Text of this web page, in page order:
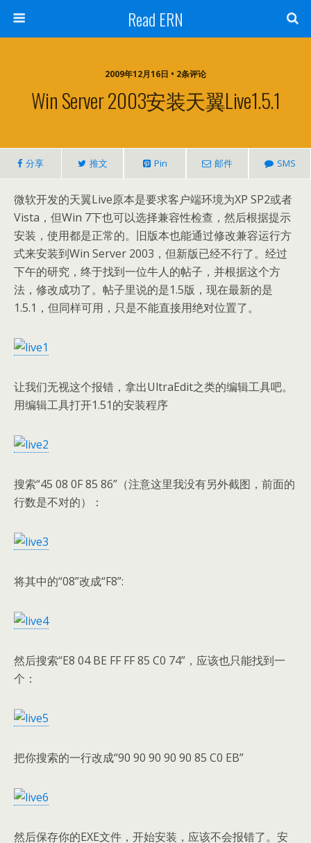
Read ERN
2009年12月16日 • 2条评论
Win Server 2003安装天翼Live1.5.1
分享 推文 Pin 邮件 SMS
微软开发的天翼Live原本是要求客户端环境为XP SP2或者
Vista，但Win 7下也可以选择兼容性检查，然后根据提示
安装，使用都是正常的。旧版本也能通过修改兼容运行方
式来安装到Win Server 2003，但新版已经不行了。经过
下午的研究，终于找到一位牛人的帖子，并根据这个方
法，修改成功了。帖子里说的是1.5版，现在最新的是
1.5.1，但同样可用，只是不能直接用绝对位置了。
让我们无视这个报错，拿出UltraEdit之类的编辑工具吧。
用编辑工具打开1.51的安装程序
搜索“45 08 0F 85 86”（注意这里我没有另外截图，前面的
行数是不对的）：
将其中的“08”改成“F8”:
然后搜索“E8 04 BE FF FF 85 C0 74”，应该也只能找到一
个：
把你搜索的一行改成“90 90 90 90 90 85 C0 EB”
然后保存你的EXE文件，开始安装，应该不会报错了。安